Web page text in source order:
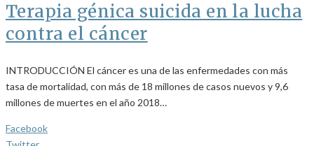
Terapia génica suicida en la lucha
contra el cáncer
INTRODUCCIÓN El cáncer es una de las enfermedades con más
tasa de mortalidad, con más de 18 millones de casos nuevos y 9,6
millones de muertes en el año 2018…
Facebook